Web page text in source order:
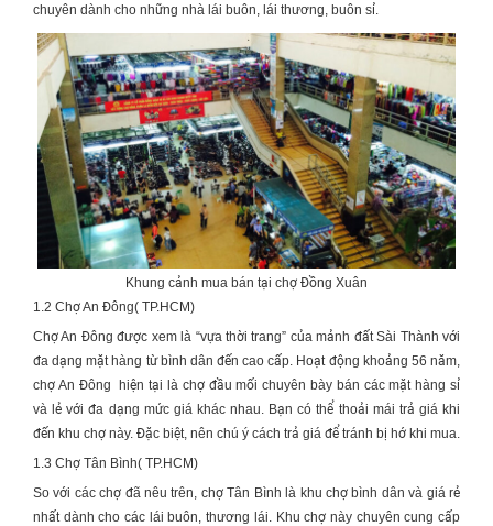
chuyên dành cho những nhà lái buôn, lái thương, buôn sỉ.
Khung cảnh mua bán tại chợ Đồng Xuân
1.2 Chợ An Đông( TP.HCM)
Chợ An Đông được xem là “vựa thời trang” của mảnh đất Sài Thành với
đa dạng mặt hàng từ bình dân đến cao cấp. Hoạt động khoảng 56 năm,
chợ An Đông hiện tại là chợ đầu mối chuyên bày bán các mặt hàng sỉ
và lẻ với đa dạng mức giá khác nhau. Bạn có thể thoải mái trả giá khi
đến khu chợ này. Đặc biệt, nên chú ý cách trả giá để tránh bị hớ khi mua.
1.3 Chợ Tân Bình( TP.HCM)
So với các chợ đã nêu trên, chợ Tân Bình là khu chợ bình dân và giá rẻ
nhất dành cho các lái buôn, thương lái. Khu chợ này chuyên cung cấp